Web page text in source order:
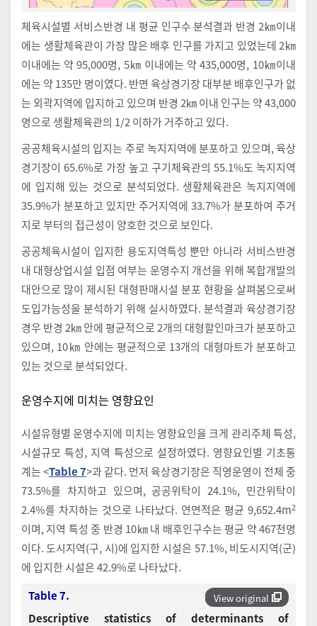
체육시설별 서비스반경 내 평균 인구수 분석결과 반경 2㎞이내
에는 생활체육관이 가장 많은 배후 인구를 가지고 있었는데 2㎞
이내에는 약 95,000명, 5㎞ 이내에는 약 435,000명, 10㎞이내
에는 약 135만 명이였다. 반면 육상경기장 대부분 배후인구가 없
는 외곽지역에 입지하고 있으며 반경 2㎞ 이내 인구는 약 43,000
명으로 생활체육관의 1/2 이하가 거주하고 있다.
공공체육시설의 입지는 주로 녹지지역에 분포하고 있으며, 육상
경기장이 65.6%로 가장 높고 구기체육관의 55.1%도 녹지지역
에 입지해 있는 것으로 분석되었다. 생활체육관은 녹지지역에
35.9%가 분포하고 있지만 주거지역에 33.7%가 분포하여 주거
지로 부터의 접근성이 양호한 것으로 보인다.
공공체육시설이 입지한 용도지역특성 뿐만 아니라 서비스반경
내 대형상업시설 입점 여부는 운영수지 개선을 위해 복합개발의
대안으로 많이 제시된 대형판매시설 분포 현황을 살펴봄으로써
도입가능성을 분석하기 위해 실시하였다. 분석결과 육상경기장
경우 반경 2㎞ 안에 평균적으로 2개의 대형할인마크가 분포하고
있으며, 10㎞ 안에는 평균적으로 13개의 대형마트가 분포하고
있는 것으로 분석되었다.
운영수지에 미치는 영향요인
시설유형별 운영수지에 미치는 영향요인을 크게 관리주체 특성,
시설규모 특성, 지역 특성으로 설정하였다. 영향요인별 기초통
계는 <Table 7>과 같다. 먼저 육상경기장은 직영운영이 전체 중
73.5%를 차지하고 있으며, 공공위탁이 24.1%, 민간위탁이
2.4%를 차지하는 것으로 나타났다. 연면적은 평균 9,652.4m2
이며, 지역 특성 중 반경 10㎞ 내 배후인구수는 평균 약 467천명
이다. 도시지역(구, 시)에 입지한 시설은 57.1%, 비도시지역(군)
에 입지한 시설은 42.9%로 나타났다.
View original
Table 7.
Descriptive statistics of determinants of